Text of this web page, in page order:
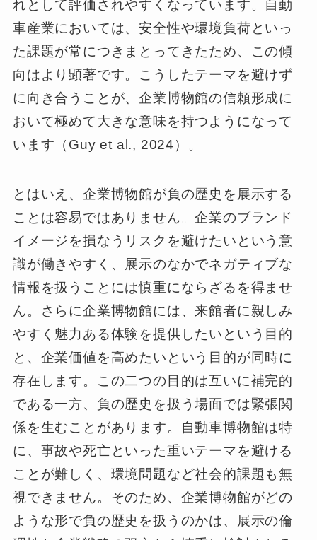
れとして評価されやすくなっています。自動
車産業においては、安全性や環境負荷といっ
た課題が常につきまとってきたため、この傾
向はより顕著です。こうしたテーマを避けず
に向き合うことが、企業博物館の信頼形成に
おいて極めて大きな意味を持つようになって
います（Guy et al., 2024）。
とはいえ、企業博物館が負の歴史を展示する
ことは容易ではありません。企業のブランド
イメージを損なうリスクを避けたいという意
識が働きやすく、展示のなかでネガティブな
情報を扱うことには慎重にならざるを得ませ
ん。さらに企業博物館には、来館者に親しみ
やすく魅力ある体験を提供したいという目的
と、企業価値を高めたいという目的が同時に
存在します。この二つの目的は互いに補完的
である一方、負の歴史を扱う場面では緊張関
係を生むことがあります。自動車博物館は特
に、事故や死亡といった重いテーマを避ける
ことが難しく、環境問題など社会的課題も無
視できません。そのため、企業博物館がどの
ような形で負の歴史を扱うのかは、展示の倫